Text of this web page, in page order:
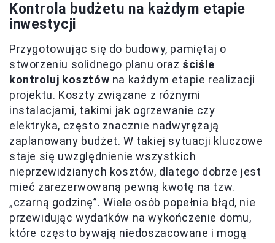
Kontrola budżetu na każdym etapie
inwestycji
Przygotowując się do budowy, pamiętaj o
stworzeniu solidnego planu oraz ściśle
kontroluj kosztów na każdym etapie realizacji
projektu. Koszty związane z różnymi
instalacjami, takimi jak ogrzewanie czy
elektryka, często znacznie nadwyrężają
zaplanowany budżet. W takiej sytuacji kluczowe
staje się uwzględnienie wszystkich
nieprzewidzianych kosztów, dlatego dobrze jest
mieć zarezerwowaną pewną kwotę na tzw.
„czarną godzinę”. Wiele osób popełnia błąd, nie
przewidując wydatków na wykończenie domu,
które często bywają niedoszacowane i mogą